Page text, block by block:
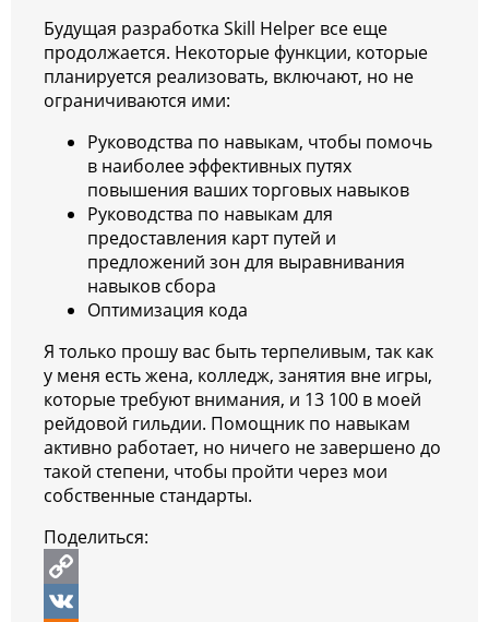
Будущая разработка Skill Helper все еще
продолжается. Некоторые функции, которые
планируется реализовать, включают, но не
ограничиваются ими:
Руководства по навыкам, чтобы помочь
в наиболее эффективных путях
повышения ваших торговых навыков
Руководства по навыкам для
предоставления карт путей и
предложений зон для выравнивания
навыков сбора
Оптимизация кода
Я только прошу вас быть терпеливым, так как
у меня есть жена, колледж, занятия вне игры,
которые требуют внимания, и 13 100 в моей
рейдовой гильдии. Помощник по навыкам
активно работает, но ничего не завершено до
такой степени, чтобы пройти через мои
собственные стандарты.
Поделиться:
C